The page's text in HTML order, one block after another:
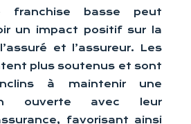
franchise basse peut
un impact positif sur la
et l’assureur. Les
plus soutenus et sont
à maintenir une
ouverte avec leur
favorisant ainsi